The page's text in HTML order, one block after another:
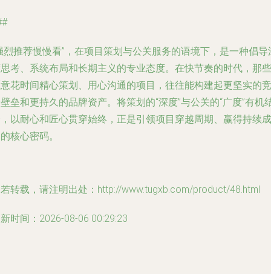
烈推荐慢慢看”，在项目策划与公关服务的语境下，是一种倡导
考、系统布局和长期主义的专业态度。在快节奏的时代，那些
花时间精心策划、用心沟通的项目，往往能构建起更坚实的竞
垒和更持久的品牌资产。将策划的“深度”与公关的“广度”有机
以耐心和匠心贯穿始终，正是引领项目穿越周期、赢得持续成
核心密码。
转载，请注明出处：http://www.tugxb.com/product/48.html
时间：2026-08-06 00:29:23